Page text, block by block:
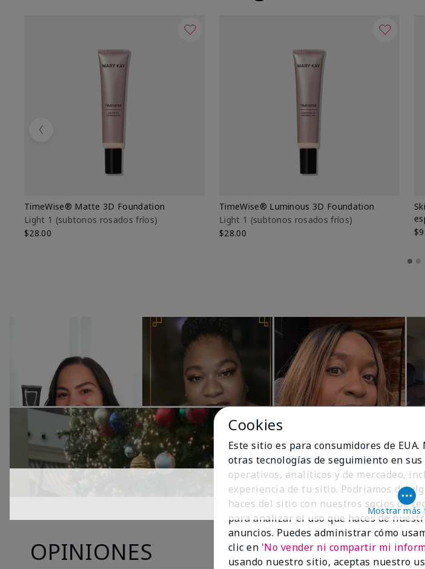
TimeWise® Matte 3D Foundation
Light 1​ (subtonos rosados fríos)
$28.00
TimeWise® Luminous 3D Foundation
Light 1​ (subtonos rosados fríos)
$28.00
Previous
Mostrar más
OPINIONES
Cookies
Este sitio es para consumidores de
otras tecnologías de seguimiento en
operativos, analíticos y de mercadeo,
experiencia de tu sitio. Podríamos
haces del sitio con nuestros socios de
para analizar el uso que haces de
anuncios. Puedes administrar cómo
clic en 'No vender ni compartir mi
usando nuestro sitio, aceptas nuestro